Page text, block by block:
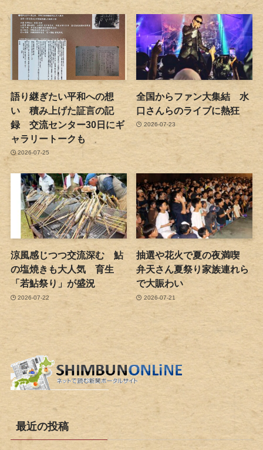
語り継ぎたい平和への想
い 積み上げた証言の記
録 交流センター30日にギ
ャラリートークも
2026-07-25
全国からファン大集結 水
口さんらのライブに熱狂
2026-07-23
涼風感じつつ交流深む 鮎
の塩焼きも大人気 育生
「若鮎祭り」が盛況
2026-07-22
抽選や花火で夏の夜満喫
弁天さん夏祭り家族連れら
で大賑わい
2026-07-21
最近の投稿